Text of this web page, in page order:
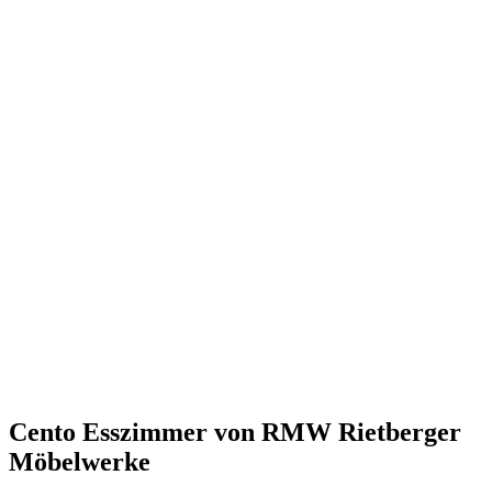
Cento Esszimmer von RMW Rietberger
Möbelwerke